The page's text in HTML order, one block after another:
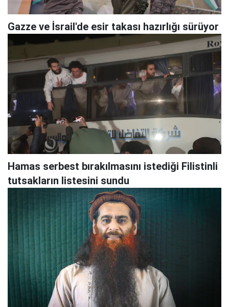
Gazze ve İsrail'de esir takası hazırlığı sürüyor
Hamas serbest bırakılmasını istediği Filistinli
tutsakların listesini sundu